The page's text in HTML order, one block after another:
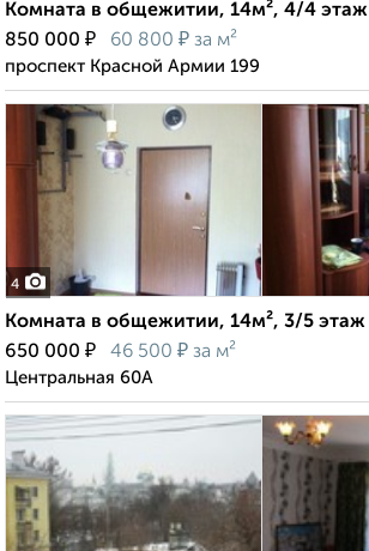
Комната в общежитии, 14м², 4/4 этаж
850 000 ₽ 60 800 ₽ за м²
проспект Красной Армии 199
4
Комната в общежитии, 14м², 3/5 этаж
650 000 ₽ 46 500 ₽ за м²
Центральная 60А